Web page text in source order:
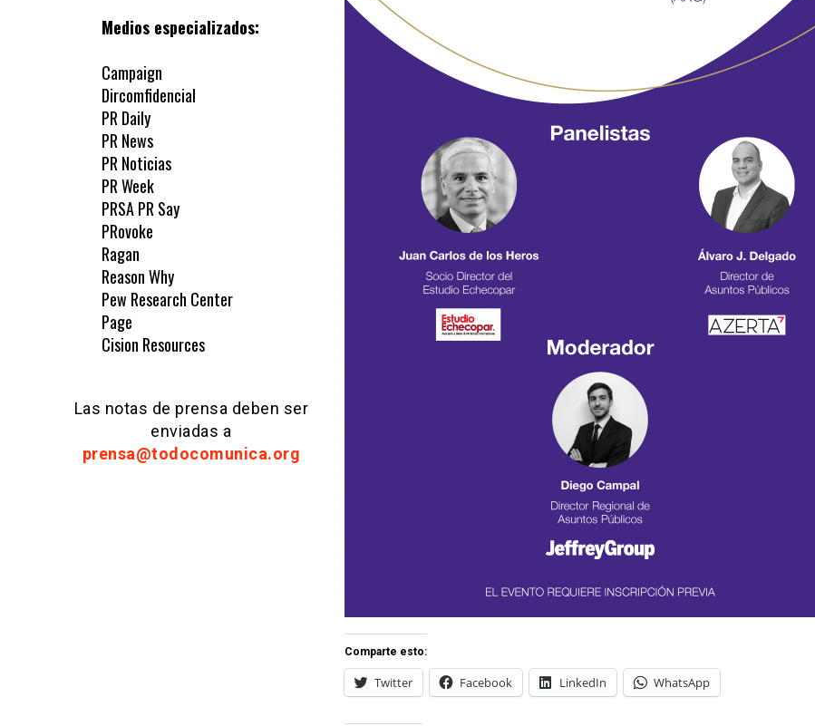
Comparte esto:
Twitter Facebook LinkedIn WhatsApp
Medios especializados:
Campaign
Dircomfidencial
PR Daily
PR News
PR Noticias
PR Week
PRSA PR Say
PRovoke
Ragan
Reason Why
Pew Research Center
Page
Cision Resources
Las notas de prensa deben ser
enviadas a
prensa@todocomunica.org